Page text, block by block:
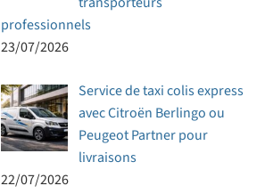
professionnels
23/07/2026
Service de taxi colis express
avec Citroën Berlingo ou
Peugeot Partner pour
livraisons
22/07/2026